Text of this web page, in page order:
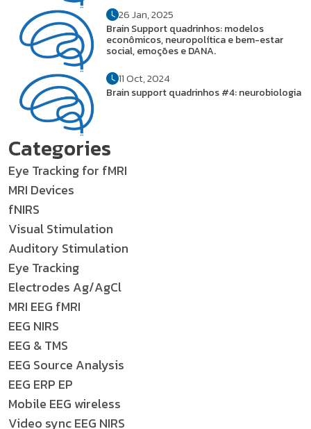
26 Jan, 2025
Brain Support quadrinhos: modelos
econômicos, neuropolítica e bem-estar
social, emoções e DANA.
11 Oct, 2024
Brain support quadrinhos #4: neurobiologia
Categories
Eye Tracking for fMRI
MRI Devices
fNIRS
Visual Stimulation
Auditory Stimulation
Eye Tracking
Electrodes Ag/AgCl
MRI EEG fMRI
EEG NIRS
EEG & TMS
EEG Source Analysis
EEG ERP EP
Mobile EEG wireless
Video sync EEG NIRS